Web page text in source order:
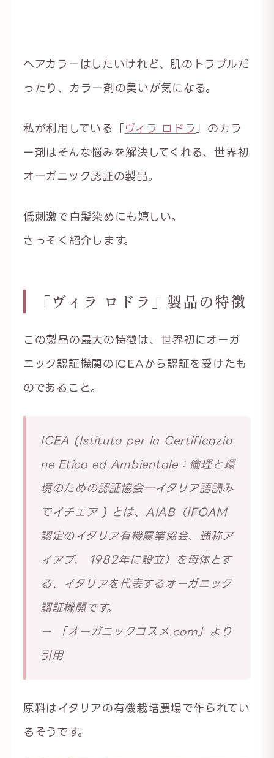
ヘアカラーはしたいけれど、肌のトラブルだ
ったり、カラー剤の臭いが気になる。
私が利用している「 ヴィラ ロドラ
」のカラ
ー剤はそんな悩みを解決してくれる、世界初
オーガニック認証の製品。
低刺激で白髪染めにも嬉しい。
さっそく紹介します。
「ヴィラ ロドラ」製品の特徴
この製品の最大の特徴は、世界初にオーガ
ニック認証機関のICEAから認証を受けたも
のであること。
ICEA (Istituto per la Certificazio
ne Etica ed Ambientale：倫理と環
境のための認証協会―イタリア語読み
でイチェア ) とは、AIAB（IFOAM
認定のイタリア有機農業協会、通称ア
イアブ、 1982年に設立）を母体とす
る、イタリアを代表するオーガニック
認証機関です。
ー 「オーガニックコスメ.com」より
引用
原料はイタリアの有機栽培農場で作られてい
るそうです。